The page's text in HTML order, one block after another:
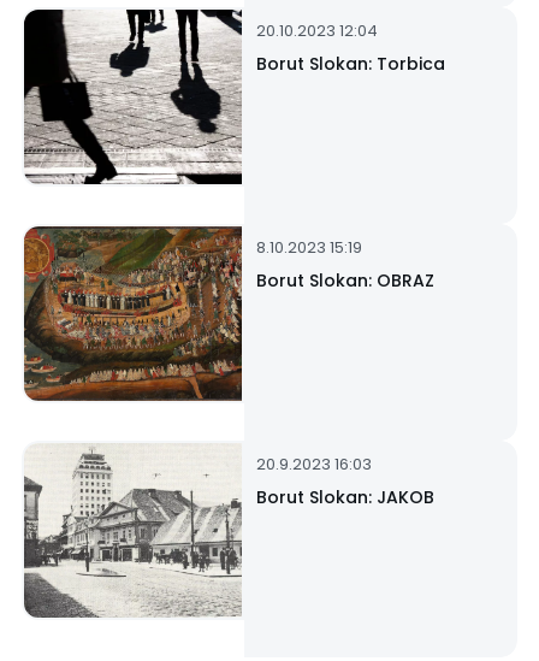
Tisoč poljubov
Potapljam se v milino,
milino
20.10.2023 12:04
Borut Slokan: Torbica
8.10.2023 15:19
Borut Slokan: OBRAZ
20.9.2023 16:03
Borut Slokan: JAKOB